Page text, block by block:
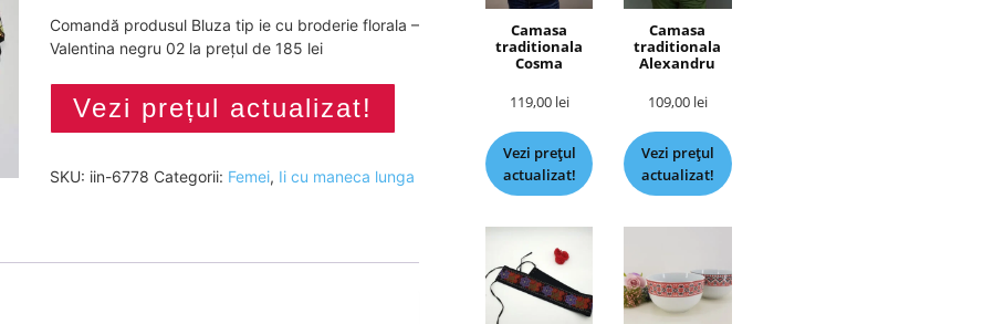
Comandă produsul Bluza tip ie cu broderie florala –
Valentina negru 02 la prețul de 185 lei
Vezi prețul actualizat!
SKU: iin-6778 Categorii: Femei, Ii cu maneca lunga
Camasa
traditionala
Cosma
119,00 lei
Vezi prețul
actualizat!
Camasa
traditionala
Alexandru
109,00 lei
Vezi prețul
actualizat!